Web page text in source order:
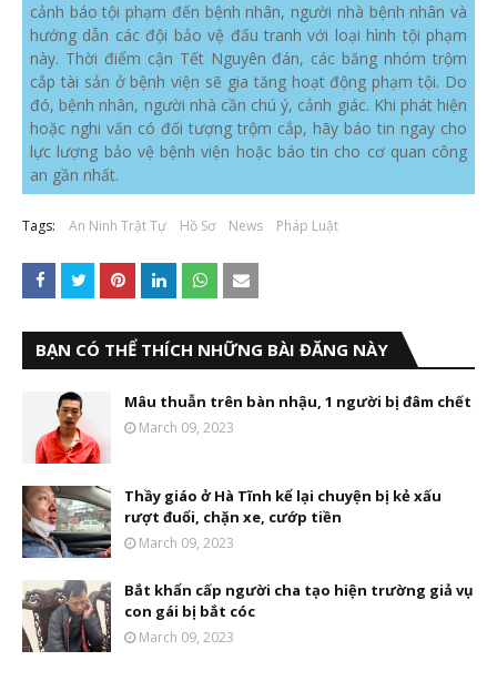
cảnh báo tội phạm đến bệnh nhân, người nhà bệnh nhân và
hướng dẫn các đội bảo vệ đấu tranh với loại hình tội phạm
này. Thời điểm cận Tết Nguyên đán, các băng nhóm trộm
cắp tài sản ở bệnh viện sẽ gia tăng hoạt động phạm tội. Do
đó, bệnh nhân, người nhà cần chú ý, cảnh giác. Khi phát hiện
hoặc nghi vấn có đối tượng trộm cắp, hãy báo tin ngay cho
lực lượng bảo vệ bệnh viện hoặc báo tin cho cơ quan công
an gần nhất.
Tags: An Ninh Trật Tự Hồ Sơ News Pháp Luật
BẠN CÓ THỂ THÍCH NHỮNG BÀI ĐĂNG NÀY
Mâu thuẫn trên bàn nhậu, 1 người bị đâm chết
March 09, 2023
Thầy giáo ở Hà Tĩnh kể lại chuyện bị kẻ xấu
rượt đuổi, chặn xe, cướp tiền
March 09, 2023
Bắt khẩn cấp người cha tạo hiện trường giả vụ
con gái bị bắt cóc
March 09, 2023